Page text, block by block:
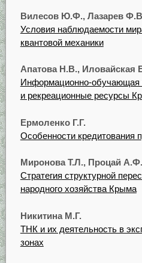
Вилесов Ю.Ф., Лазарев
Условия наблюдаемости
квантовой механики
Апатова Н.В., Иловайская
Информационно-обучающая
и рекреационные ресурсы
Ермоленко Г.Г.
Особенности кредитования
Миронова Т.Л., Процай А.Ф.
Стратегия структурной
народного хозяйства Крыма
Никитина М.Г.
ТНК и их деятельность в
зонах